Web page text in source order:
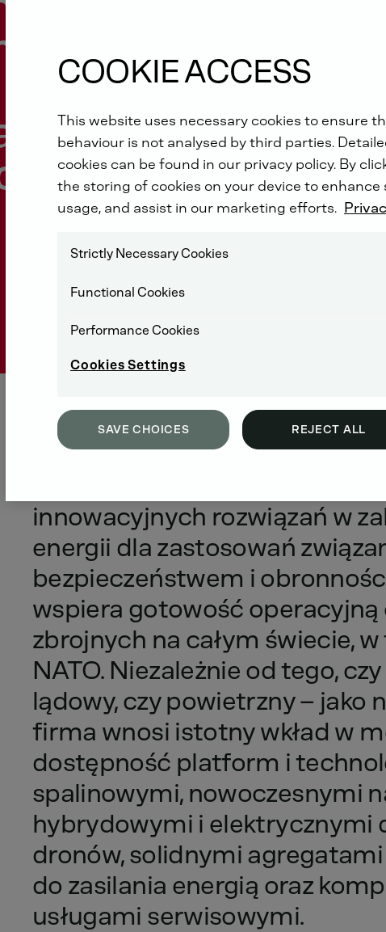
i
innowacyjnych rozwiązań w
energii dla zastosowań
bezpieczeństwem i
wspiera gotowość operacyjną
zbrojnych na całym świecie,w
NATO. Niezależnie od tego, czy
lądowy,czy powietrzny– jako
firma wnosi istotnywkład w
dostępność platform i
spalinowymi, nowoczesnymi
hybrydowymi i elektrycznymi
dronów,solidnymi agregatami
do zasilania energią oraz
usługami serwisowymi.
COOKIE ACCESS
This website uses necessary cookies to ensure
behaviour is not analysed by third parties.
cookies can be found in our privacy policy. By
the storing of cookies on your device to enhance
usage, and assist in our marketing efforts.
Strictly Necessary Cookies
Functional Cookies
Performance Cookies
Cookies Settings
SAVE CHOICES REJECT ALL